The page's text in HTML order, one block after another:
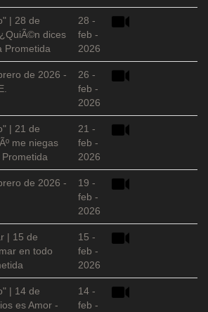
| 28 de
dices
Prometida
28 -
feb -
2026
de 2026 -
26 -
feb -
2026
| 21 de
me niegas
21 -
feb -
2026
de 2026 -
19 -
feb -
2026
| 15 de
en todo
15 -
feb -
2026
| 14 de
es Amor -
14 -
feb -